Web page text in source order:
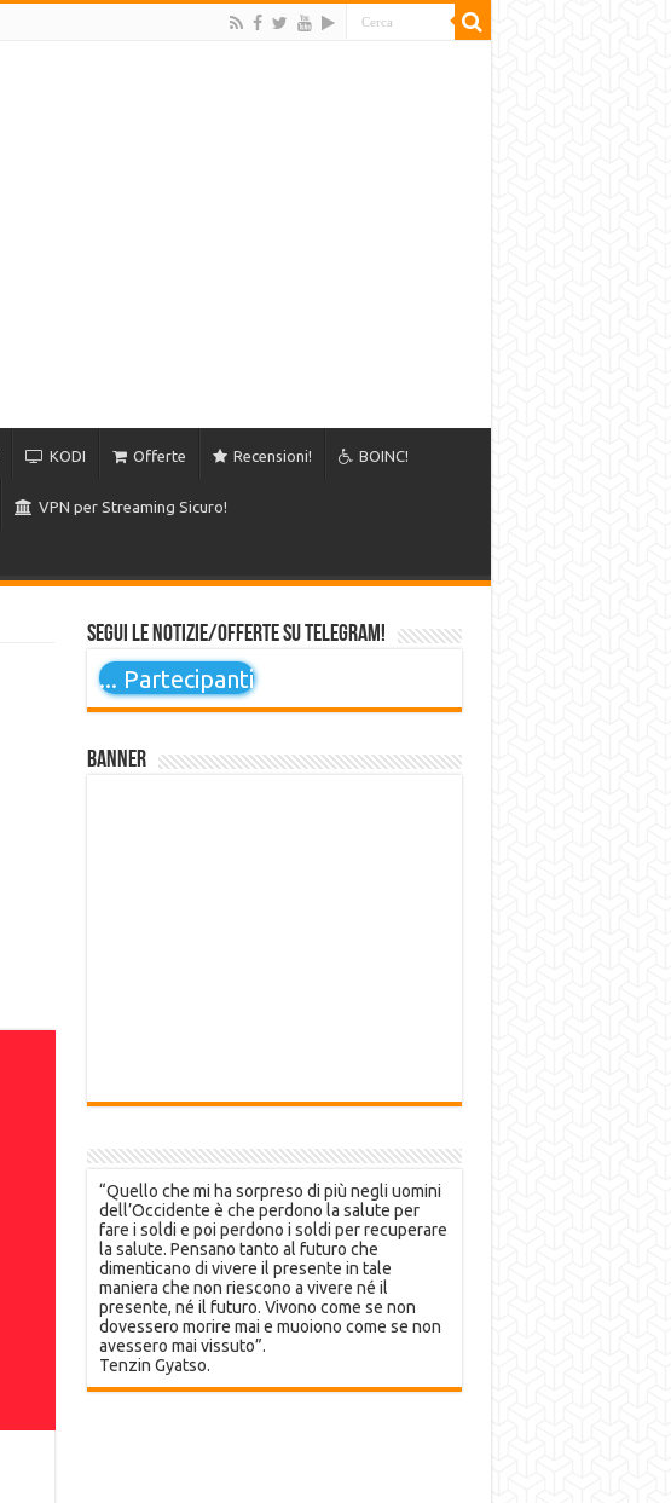
KODI Offerte Recensioni! BOINC!
VPN per Streaming Sicuro!
Segui le notizie/offerte su Telegram!
... Partecipanti
Banner
“Quello che mi ha sorpreso di più negli uomini
dell’Occidente è che perdono la salute per
fare i soldi e poi perdono i soldi per recuperare
la salute. Pensano tanto al futuro che
dimenticano di vivere il presente in tale
maniera che non riescono a vivere né il
presente, né il futuro. Vivono come se non
dovessero morire mai e muoiono come se non
avessero mai vissuto”.
Tenzin Gyatso.